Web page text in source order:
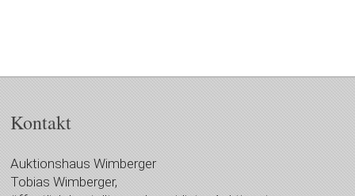
Kontakt
Auktionshaus Wimberger
Tobias Wimberger,